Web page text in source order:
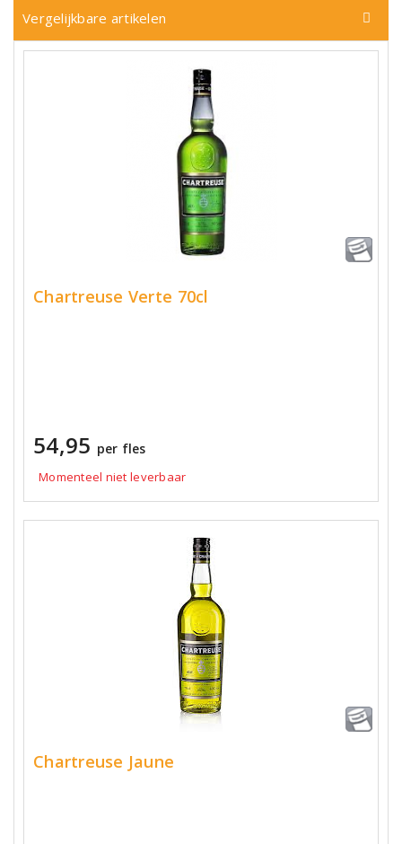
Vergelijkbare artikelen
Chartreuse Verte 70cl
54,95 per fles
Momenteel niet leverbaar
Chartreuse Jaune